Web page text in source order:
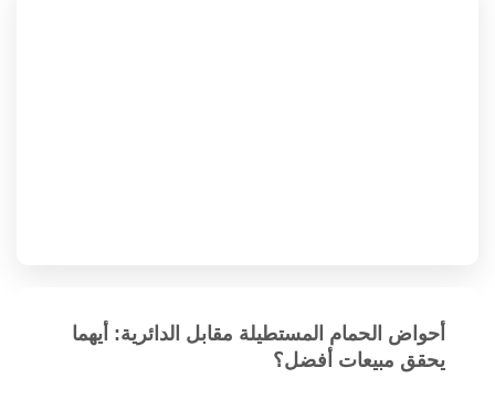
أحواض الحمام المستطيلة مقابل الدائرية: أيهما
يحقق مبيعات أفضل؟